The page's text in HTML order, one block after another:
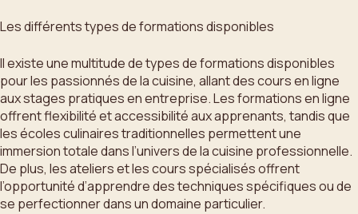
Les différents types de formations disponibles
Il existe une multitude de types de formations disponibles
pour les passionnés de la cuisine, allant des cours en ligne
aux stages pratiques en entreprise. Les formations en ligne
offrent flexibilité et accessibilité aux apprenants, tandis que
les écoles culinaires traditionnelles permettent une
immersion totale dans l’univers de la cuisine professionnelle.
De plus, les ateliers et les cours spécialisés offrent
l’opportunité d’apprendre des techniques spécifiques ou de
se perfectionner dans un domaine particulier.